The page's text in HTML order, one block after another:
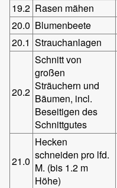
19.2 Rasen mähen
20.0 Blumenbeete
20.1 Strauchanlagen
20.2
Schnitt von
großen
Sträuchern und
Bäumen, incl.
Beseitigen des
Schnittgutes
21.0
Hecken
schneiden pro lfd.
M. (bis 1.2 m
Höhe)